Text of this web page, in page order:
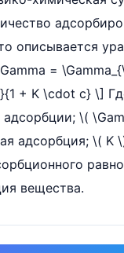
описывается
=
+ K \cdot c} \]
\(
адсорбция; \( K
вещества.